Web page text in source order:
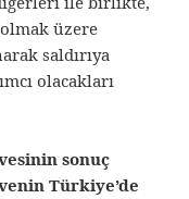
üzere
saldırıya
olacakları
sonuç
Türkiye’de